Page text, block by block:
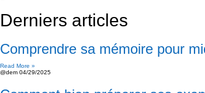
Derniers articles
Comprendre sa mémoire pour
Read More »
@dem 04/29/2025